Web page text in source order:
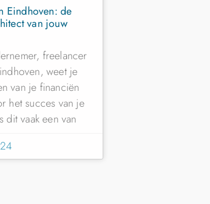
Eindhoven: de
van jouw
freelancer
weet je
van je financiën
het succes van je
dit vaak een van